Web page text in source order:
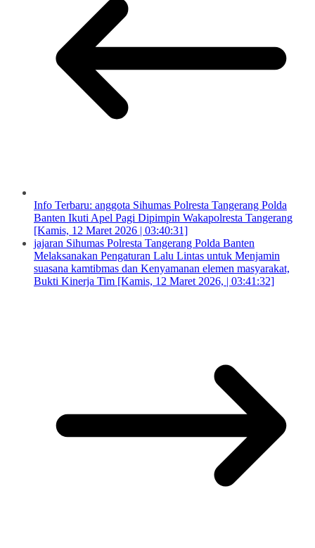
Info Terbaru: anggota Sihumas Polresta Tangerang Polda
Banten Ikuti Apel Pagi Dipimpin Wakapolresta Tangerang
[Kamis, 12 Maret 2026 | 03:40:31]
jajaran Sihumas Polresta Tangerang Polda Banten
Melaksanakan Pengaturan Lalu Lintas untuk Menjamin
suasana kamtibmas dan Kenyamanan elemen masyarakat,
Bukti Kinerja Tim [Kamis, 12 Maret 2026, | 03:41:32]